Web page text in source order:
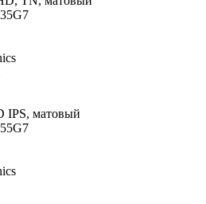
IPS, матовый